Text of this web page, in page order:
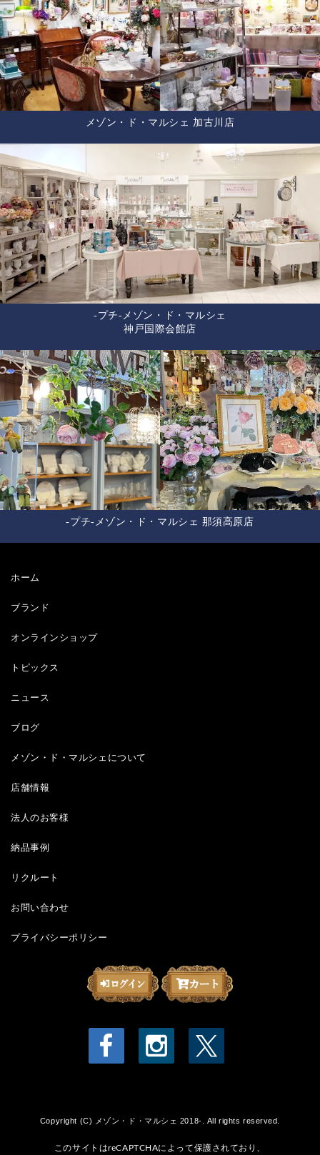
メゾン・ド・マルシェ 加古川店
-プチ-メゾン・ド・マルシェ
神戸国際会館店
-プチ-メゾン・ド・マルシェ 那須高原店
ホーム
ブランド
オンラインショップ
トピックス
ニュース
ブログ
メゾン・ド・マルシェについて
店舗情報
法人のお客様
納品事例
リクルート
お問い合わせ
プライバシーポリシー
Copyright (C) メゾン・ド・マルシェ 2018-. All rights reserved.
このサイトはreCAPTCHAによって保護されており、